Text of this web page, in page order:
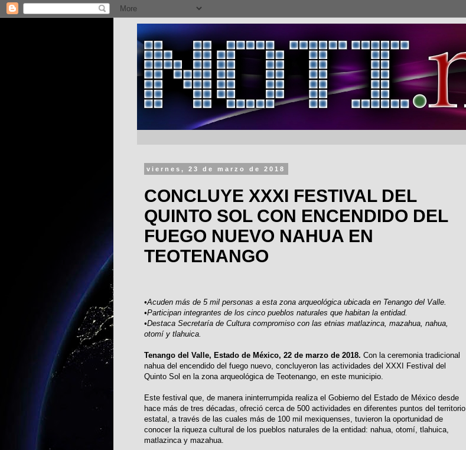
viernes, 23 de marzo de 2018
CONCLUYE XXXI FESTIVAL DEL
QUINTO SOL CON ENCENDIDO DEL
FUEGO NUEVO NAHUA EN
TEOTENANGO
•Acuden más de 5 mil personas a esta zona arqueológica ubicada en Tenango del Valle.
•Participan integrantes de los cinco pueblos naturales que habitan la entidad.
•Destaca Secretaría de Cultura compromiso con las etnias matlazinca, mazahua, nahua,
otomí y tlahuica.
Tenango del Valle, Estado de México, 22 de marzo de 2018. Con la ceremonia tradicional
nahua del encendido del fuego nuevo, concluyeron las actividades del XXXI Festival del
Quinto Sol en la zona arqueológica de Teotenango, en este municipio.
Este festival que, de manera ininterrumpida realiza el Gobierno del Estado de México desde
hace más de tres décadas, ofreció cerca de 500 actividades en diferentes puntos del territorio
estatal, a través de las cuales más de 100 mil mexiquenses, tuvieron la oportunidad de
conocer la riqueza cultural de los pueblos naturales de la entidad: nahua, otomí, tlahuica,
matlazinca y mazahua.